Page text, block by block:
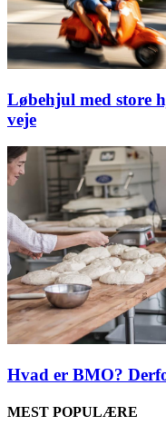
Løbehjul med store
veje
Hvad er BMO?
MEST POPULÆRE